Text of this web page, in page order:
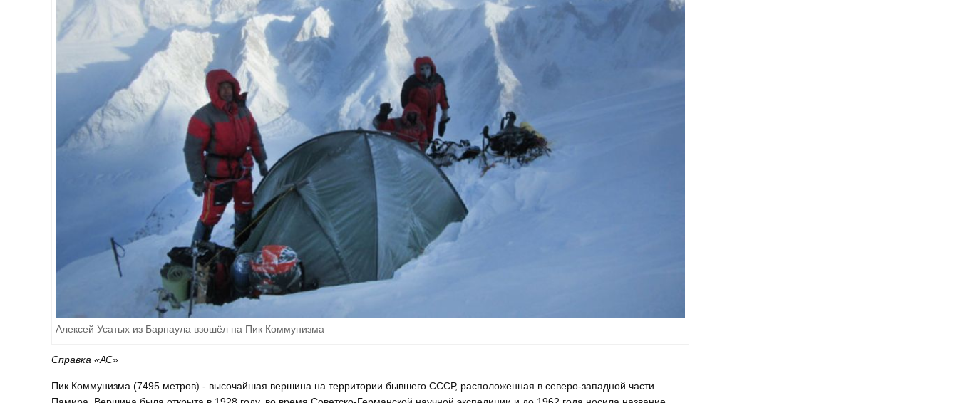
Алексей Усатых из Барнаула взошёл на Пик Коммунизма
Справка «АС»
Пик Коммунизма (7495 метров) - высочайшая вершина на территории бывшего СССР, расположенная в северо-западной части